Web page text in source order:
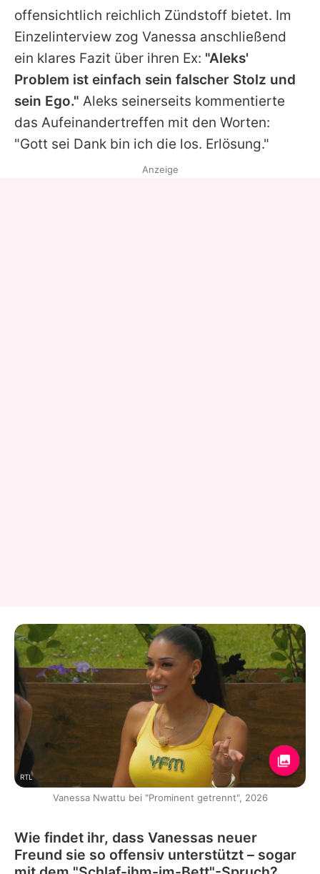
offensichtlich reichlich Zündstoff bietet. Im
Einzelinterview zog Vanessa anschließend
ein klares Fazit über ihren Ex: "Aleks'
Problem ist einfach sein falscher Stolz und
sein Ego." Aleks seinerseits kommentierte
das Aufeinandertreffen mit den Worten:
"Gott sei Dank bin ich die los. Erlösung."
Anzeige
RTL
Vanessa Nwattu bei "Prominent getrennt", 2026
Wie findet ihr, dass Vanessas neuer
Freund sie so offensiv unterstützt – sogar